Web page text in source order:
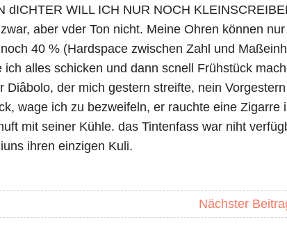
dICHTER WILL ICH NUR NOCH
aber vder Ton nicht. Meine Ohren können nur
40 % (Hardspace zwischen Zahl und
alles schicken und dann scnell Frühstück
der mich gestern streifte, nein Vorgestern
wage ich zu bezweifeln, er rauchte eine Zigarre
mit seiner Kühle. das Tintenfass war niht
ihren einzigen Kuli.
Nächster